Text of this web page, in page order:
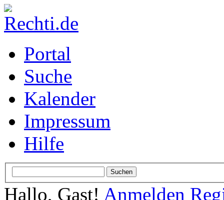
Portal
Suche
Kalender
Impressum
Hilfe
Hallo, Gast! Anmelden